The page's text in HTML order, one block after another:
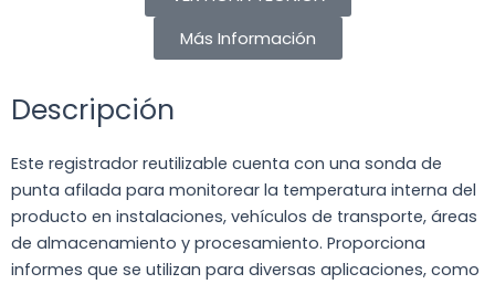
Más Información
Descripción
Este registrador reutilizable cuenta con una sonda de
punta afilada para monitorear la temperatura interna del
producto en instalaciones, vehículos de transporte, áreas
de almacenamiento y procesamiento. Proporciona
informes que se utilizan para diversas aplicaciones, como